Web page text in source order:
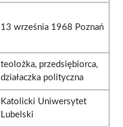
13 września 1968 Poznań
teolożka, przedsiębiorca,
działaczka polityczna
Katolicki Uniwersytet
Lubelski